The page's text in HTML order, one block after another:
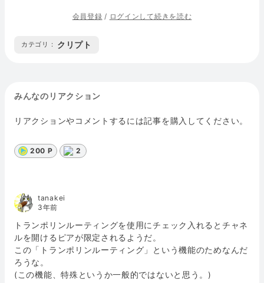
会員登録 / ログインして続きを読む
カテゴリ : クリプト
みんなのリアクション
リアクションやコメントするには記事を購入してください。
200 P 2
tanakei
3年前
トランポリンルーティングを使用にチェック入れるとチャネ
ルを開けるピアが限定されるようだ。
この「トランポリンルーティング」という機能のためなんだ
ろうな。
(この機能、特殊というか一般的ではないと思う。)